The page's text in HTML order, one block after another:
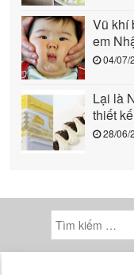
Vũ khí
em
04/07/
Lại là
thiết
28/06/